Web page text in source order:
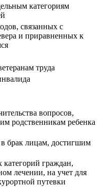
категориям
связанных с
и приравненных к
труда
вопросов,
родственникам ребенка
брак лицам, достигшим
граждан,
лечении, на учет для
путевки